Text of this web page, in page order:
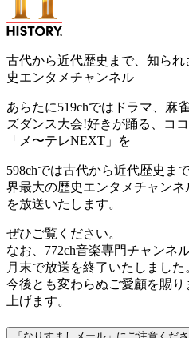
古代から近代歴史まで、知ら
史エンタメチャンネル
あらたに519chではドラマ、麻
ズダンス大会!好きが踊る、コ
「メ〜テレNEXT」を
598chでは古代から近代歴史ま
界最大の歴史エンタメチャンネ
を放送いたします。
ぜひご覧ください。
なお、772ch音楽専門チャンネ
月末で放送を終了いたしました
今後とも変わらぬご愛顧を賜
上げます。